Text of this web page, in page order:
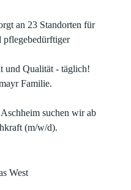
an 23 Standorten für
pflegebedürftiger
und Qualität - täglich!
Familie.
suchen wir ab
(m/w/d).
West